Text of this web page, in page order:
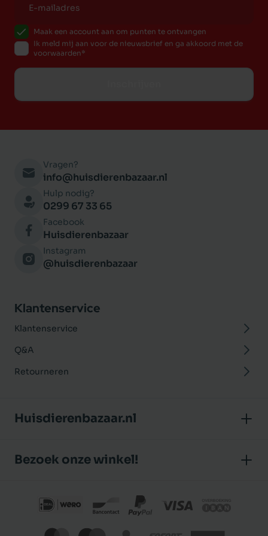
Maak een account aan om punten te ontvangen
Ik meld mij aan voor de nieuwsbrief en ga akkoord met de
voorwaarden
Vragen?
info@huisdierenbazaar.nl
Hulp nodig?
0299 67 33 65
Facebook
Huisdierenbazaar
Instagram
@huisdierenbazaar
Klantenservice
Klantenservice
Q&A
Retourneren
Huisdierenbazaar.nl
Klantbeoordelingen
Privacybeleid
Bezoek onze winkel!
J.P. Poelstraat 8